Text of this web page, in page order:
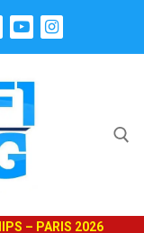
– PARIS 2026